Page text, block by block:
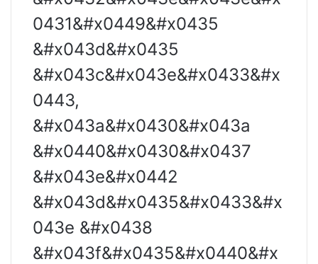
0431&#x0449&#x0435
&#x043d&#x0435
&#x043c&#x043e&#x0433&#x
0443,
&#x043a&#x0430&#x043a
&#x0440&#x0430&#x0437
&#x043e&#x0442
&#x043d&#x0435&#x0433&#x
043e &#x0438
&#x043f&#x0435&#x0440&#x